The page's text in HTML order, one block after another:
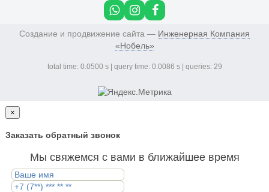
Создание и продвижение сайта — Инженерная Компания
«Нобель»
total time: 0.0500 s | query time: 0.0086 s | queries: 29
×
Заказать обратный звонок
Мы свяжемся с вами в ближайшее время